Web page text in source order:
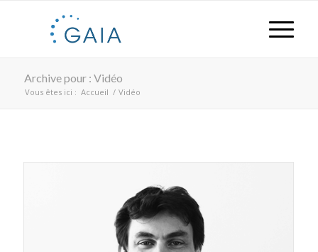
Archive pour : Vidéo
Vous êtes ici : Accueil / Vidéo